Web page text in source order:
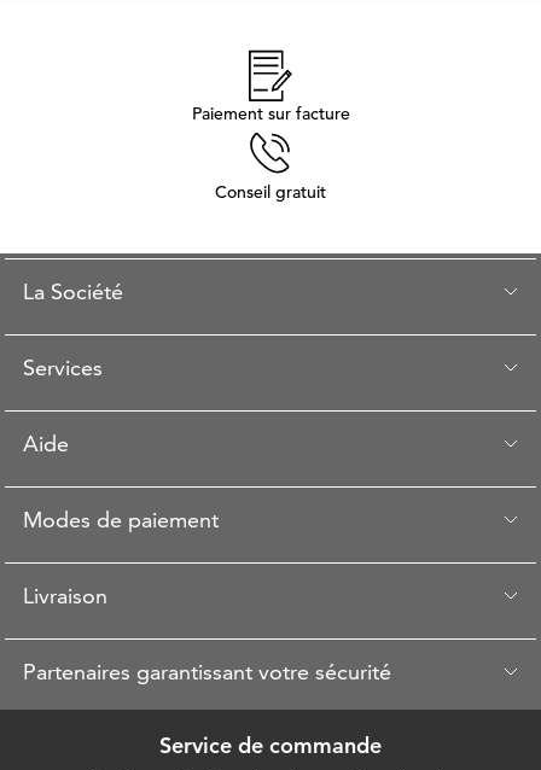
Paiement sur facture
Conseil gratuit
La Société
Services
Aide
Modes de paiement
Livraison
Partenaires garantissant votre sécurité
Service de commande